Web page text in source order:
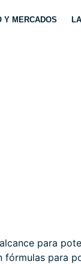
Y MERCADOS
para
para